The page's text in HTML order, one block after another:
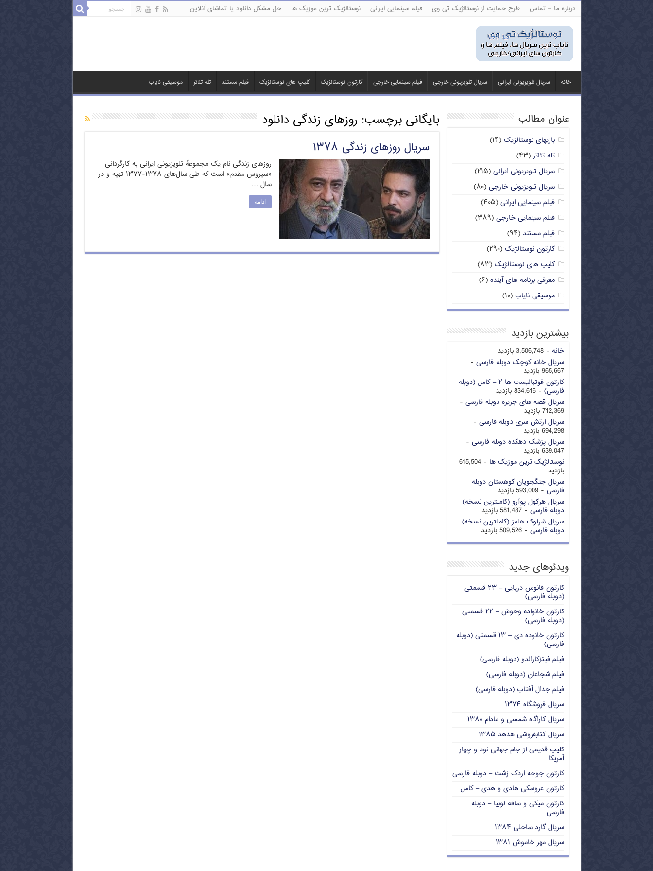
درباره ما – تماس طرح حمایت از نوستالژیک تی وی فیلم سینمایی ایرانی نوستالژیک ترین موزیک ها حل مشکل دانلود یا تماشای آنلاین
خانه سریال تلویزیونی ایرانی سریال تلویزیونی خارجی فیلم سینمایی خارجی کارتون نوستالژیک کلیپ های نوستالژیک فیلم مستند تله تئاتر موسیقی نایاب
بایگانی برچسب: روزهای زندگی دانلود
سریال روزهای زندگی ۱۳۷۸
روزهای زندگی نام یک مجموعهٔ تلویزیونی ایرانی به کارگردانی
«سیروس مقدم» است که طی سال‌های ۱۳۷۸-۱۳۷۷ تهیه و در
سال …
ادامه
عنوان مطالب
بازیهای نوستالژیک (۱۴)
تله تئاتر(۴۳)
سریال تلویزیونی ایرانی (۲۱۵)
سریال تلویزیونی خارجی (۸۰)
فیلم سینمایی ایرانی (۴۰۵)
فیلم سینمایی خارجی (۳۸۹)
فیلم مستند (۹۴)
کارتون نوستالژیک (۲۹۰)
کلیپ های نوستالژیک (۸۳)
معرفی برنامه های آینده (۶)
موسیقی نایاب (۱۰)
بیشترین بازدید
خانه - 3,506,748 بازدید
سریال خانه کوچک دوبله فارسی -
965,667 بازدید
کارتون فوتبالیست ها ۲ – کامل (دوبله
فارسی) - 834,616 بازدید
سریال قصه های جزیره دوبله فارسی -
712,369 بازدید
سریال ارتش سری دوبله فارسی -
694,298 بازدید
سریال پزشک دهکده دوبله فارسی -
639,047 بازدید
نوستالژیک ترین موزیک ها
- 615,504
بازدید
سریال جنگجویان کوهستان دوبله
فارسی - 593,009 بازدید
سریال هرکول پوآرو (کاملترین نسخه)
دوبله فارسی - 581,487 بازدید
سریال شرلوک هلمز (کاملترین نسخه)
دوبله فارسی - 509,526 بازدید
ویدئوهای جدید
کارتون فانوس دریایی – ۲۳ قسمتی
(دوبله فارسی)
کارتون خانواده وحوش – ۲۲ قسمتی
(دوبله فارسی)
کارتون خانوده دی – ۱۳ قسمتی (دوبله
فارسی)
فیلم فیتزکارالدو (دوبله فارسی)
فیلم شجاعان (دوبله فارسی)
فیلم جدال آفتاب (دوبله فارسی)
سریال فروشگاه ۱۳۷۴
سریال کاراگاه شمسی و مادام ۱۳۸۰
سریال کتابفروشی هدهد ۱۳۸۵
کلیپ قدیمی از جام جهانی نود و چهار
آمریکا
کارتون جوجه اردک زشت – دوبله فارسی
کارتون عروسکی هادی و هدی – کامل
کارتون میکی و ساقه لوبیا – دوبله
فارسی
سریال گارد ساحلی ۱۳۸۴
سریال مهر خاموش ۱۳۸۱